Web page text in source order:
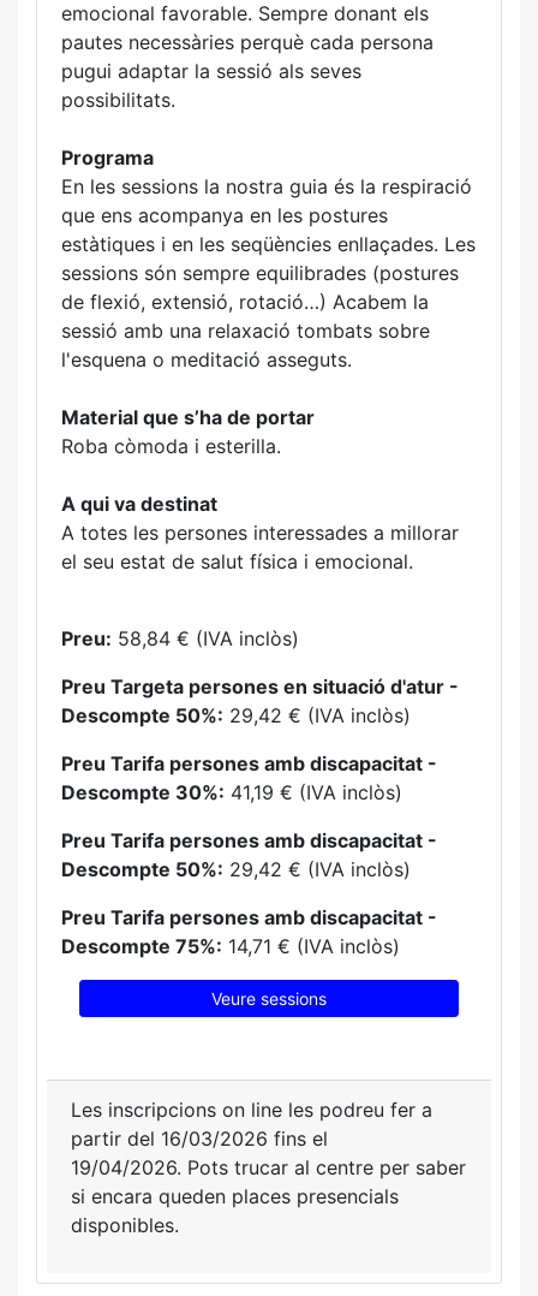
emocional favorable. Sempre donant els
pautes necessàries perquè cada persona
pugui adaptar la sessió als seves
possibilitats.
Programa
En les sessions la nostra guia és la respiració
que ens acompanya en les postures
estàtiques i en les seqüències enllaçades. Les
sessions són sempre equilibrades (postures
de flexió, extensió, rotació…) Acabem la
sessió amb una relaxació tombats sobre
l'esquena o meditació asseguts.
Material que s’ha de portar
Roba còmoda i esterilla.
A qui va destinat
A totes les persones interessades a millorar
el seu estat de salut física i emocional.
Preu: 58,84 € (IVA inclòs)
Preu Targeta persones en situació d'atur -
Descompte 50%: 29,42 € (IVA inclòs)
Preu Tarifa persones amb discapacitat -
Descompte 30%: 41,19 € (IVA inclòs)
Preu Tarifa persones amb discapacitat -
Descompte 50%: 29,42 € (IVA inclòs)
Preu Tarifa persones amb discapacitat -
Descompte 75%: 14,71 € (IVA inclòs)
Veure sessions
Les inscripcions on line les podreu fer a
partir del 16/03/2026 fins el
19/04/2026. Pots trucar al centre per saber
si encara queden places presencials
disponibles.